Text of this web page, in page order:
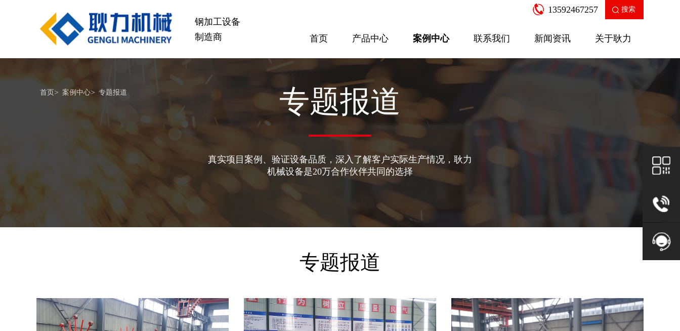
钢加工设备
制造商
13592467257 搜索
首页 产品中心 案例中心
案例中心
方案配置
专题报道
联系我们 新闻资讯 关于耿力
走进耿力
工业园区
公司荣誉
售后服务
GL1500-2500数控钢筋笼滚焊机 GL2300隧道网片焊接机
梁场设备
GL120KN数控钢筋剪切生产线
查看更多
SGW-12A多功能数控弯箍机
二衬支
针梁式
专题报道
真实项目案例、验证设备品质，深入了解客户实际生产情况，耿力
机械设备是20万合作伙伴共同的选择
首页> 案例中心> 专题报道
专题报道